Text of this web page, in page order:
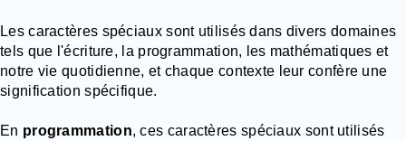
Les caractères spéciaux sont utilisés dans divers domaines
tels que l'écriture, la programmation, les mathématiques et
notre vie quotidienne, et chaque contexte leur confère une
signification spécifique.
En programmation, ces caractères spéciaux sont utilisés